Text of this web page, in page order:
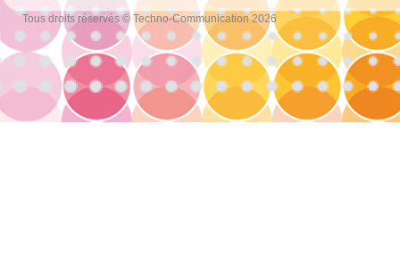
Tous droits réservés © Techno-Communication 2026